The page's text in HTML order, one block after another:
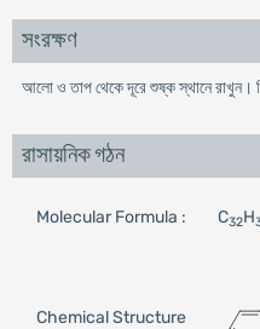
সংরক্ষণ
আলো ও তাপ থেকে দূরে শুষ্ক স্থানে রাখুন।
রাসায়নিক গঠন
Molecular Formula : C32H
Chemical Structure